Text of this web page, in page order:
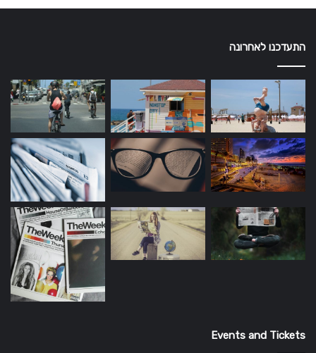
התעדכנו לאחרונה
Events and Tickets